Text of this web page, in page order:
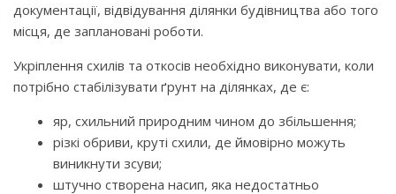
документації, відвідування ділянки будівництва або того
місця, де заплановані роботи.
Укріплення схилів та откосів необхідно виконувати, коли
потрібно стабілізувати ґрунт на ділянках, де є:
яр, схильний природним чином до збільшення;
різкі обриви, круті схили, де ймовірно можуть
виникнути зсуви;
штучно створена насип, яка недостатньо